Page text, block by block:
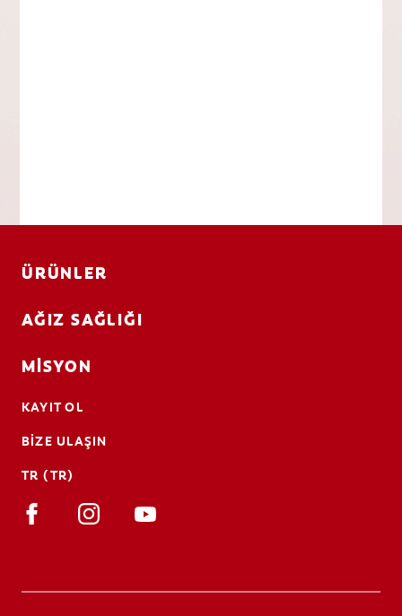
ÜRÜNLER
AĞIZ SAĞLIĞI
MISYON
KAYIT OL
BIZE ULAŞIN
TR (TR)